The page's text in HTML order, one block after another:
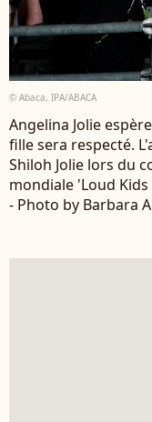
© Abaca, IPA/ABACA
Angelina Jolie
fille sera respecté.
Shiloh Jolie lors du
mondiale 'Loud
- Photo by Barbara